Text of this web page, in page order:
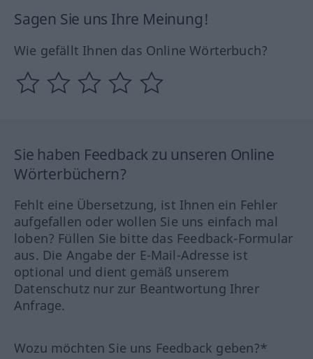
Sagen Sie uns Ihre Meinung!
Wie gefällt Ihnen das Online Wörterbuch?
Sie haben Feedback zu unseren Online
Wörterbüchern?
Fehlt eine Übersetzung, ist Ihnen ein Fehler
aufgefallen oder wollen Sie uns einfach mal
loben? Füllen Sie bitte das Feedback-Formular
aus. Die Angabe der E-Mail-Adresse ist
optional und dient gemäß unserem
Datenschutz nur zur Beantwortung Ihrer
Anfrage.
Wozu möchten Sie uns Feedback geben?*